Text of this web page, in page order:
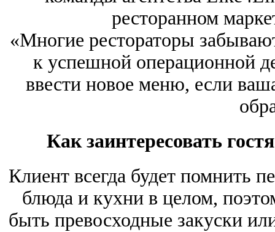
ресторанном
«Многие рестораторы
к успешной операционной
ввести новое меню, если
Как заинтересовать
Клиент всегда будет помнить
блюда и кухни в целом,
быть превосходные закуски